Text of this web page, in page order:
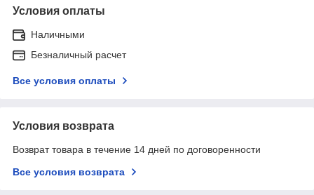
Условия оплаты
Наличными
Безналичный расчет
Все условия оплаты
Условия возврата
Возврат товара в течение 14 дней по договоренности
Все условия возврата